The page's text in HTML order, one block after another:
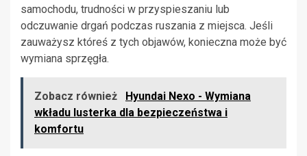
samochodu, trudności w przyspieszaniu lub
odczuwanie drgań podczas ruszania z miejsca. Jeśli
zauważysz któreś z tych objawów, konieczna może być
wymiana sprzęgła.
Zobacz również
Hyundai Nexo - Wymiana
wkładu lusterka dla bezpieczeństwa i
komfortu